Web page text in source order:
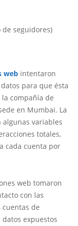
seguidores)
web intentaron
para que ésta
compañía de
en Mumbai. La
variables
totales,
cada cuenta por
web tomaron
con las
cuentas de
expuestos